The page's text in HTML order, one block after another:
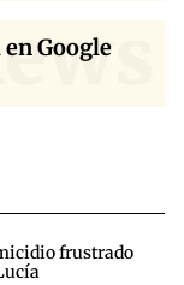
Google
frustrado